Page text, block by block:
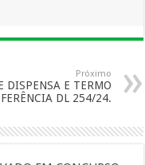
Próximo
DISPENSA E TERMO
DL 254/24.